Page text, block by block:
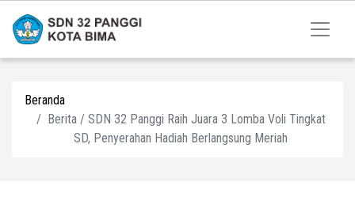
Beranda
Berita / SDN 32 Panggi Raih Juara 3 Lomba Voli Tingkat
SD, Penyerahan Hadiah Berlangsung Meriah